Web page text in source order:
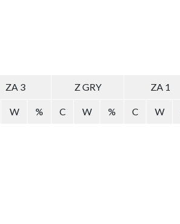
ZA 3 Z GRY ZA 1
W % C W % C W